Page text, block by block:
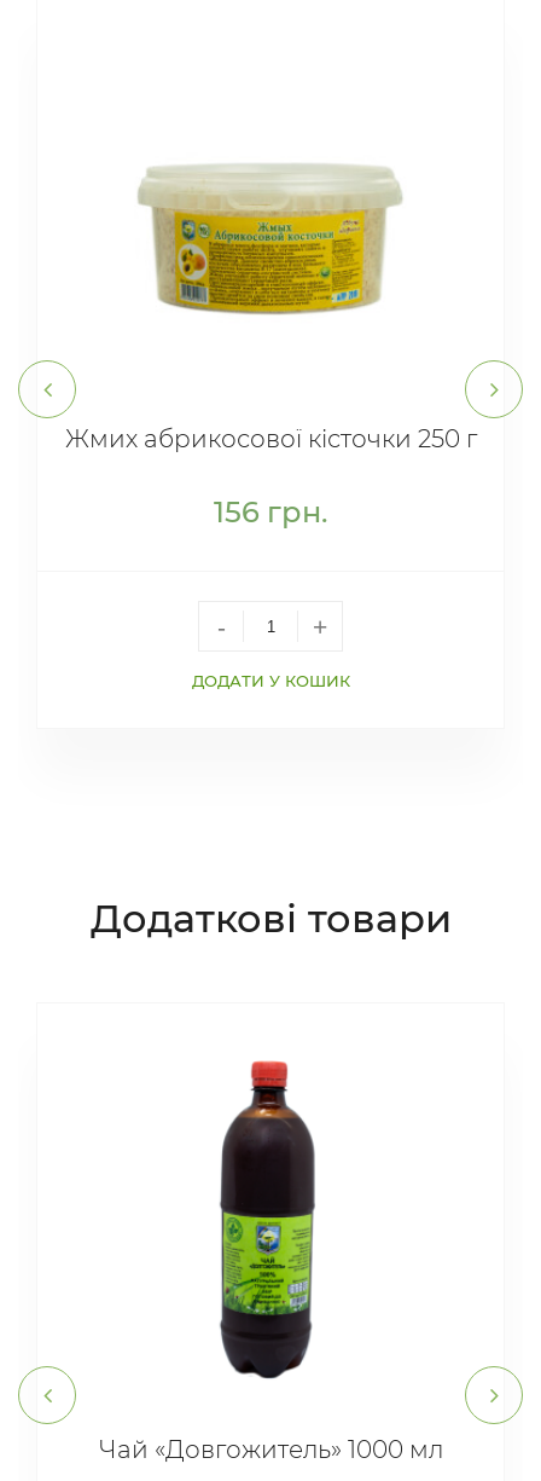
Жмих абрикосової кісточки 250 г
156 грн.
- +
ДОДАТИ У КОШИК
Додаткові товари
Чай «Довгожитель» 1000 мл